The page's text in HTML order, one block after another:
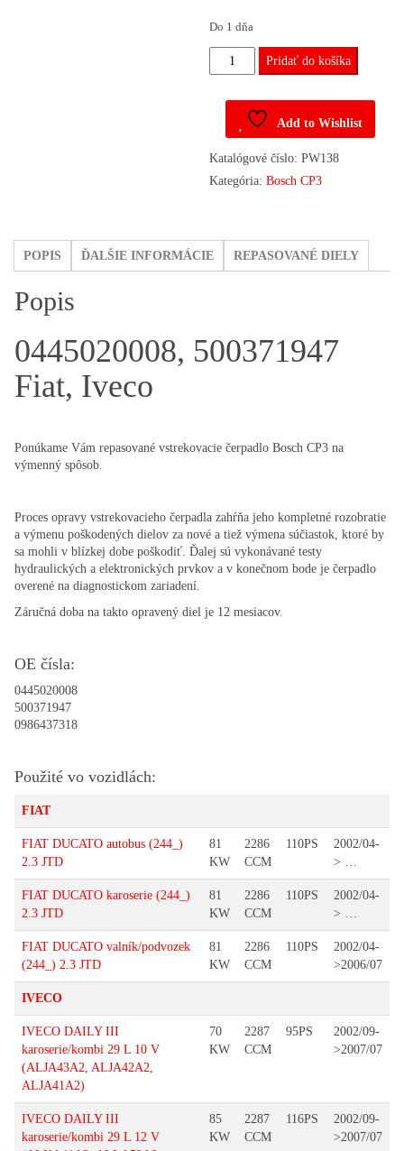
Do 1 dňa
množstvo
čerpadlo
0445020008,
Pridať do košíka
Add to Wishlist
Katalógové číslo:PW138
Kategória:Bosch CP3
POPIS ĎALŠIE INFORMÁCIE REPASOVANÉ DIELY
Popis
0445020008, 500371947
Fiat, Iveco
Ponúkame Vám repasované vstrekovacie čerpadlo Bosch CP3 na
výmenný spôsob.
Proces opravy vstrekovacieho čerpadla zahŕňa jeho kompletné rozobratie
a výmenu poškodených dielov za nové a tiež výmena súčiastok, ktoré by
sa mohli v blízkej dobe poškodiť. Ďalej sú vykonávané testy
hydraulických a elektronických prvkov a v konečnom bode je čerpadlo
overené na diagnostickom zariadení.
Záručná doba na takto opravený diel je 12 mesiacov.
OE čísla:
0445020008
500371947
0986437318
Použité vo vozidlách:
FIAT
FIAT DUCATO autobus (244_)
2.3 JTD
81
KW
2286
CCM
110PS
2002/04-
> …
FIAT DUCATO karoserie (244_)
2.3 JTD
81
KW
2286
CCM
110PS
2002/04-
> …
FIAT DUCATO valník/podvozek
(244_) 2.3 JTD
81
KW
2286
CCM
110PS
2002/04-
>2006/07
IVECO
IVECO DAILY III
karoserie/kombi 29 L 10 V
(ALJA43A2, ALJA42A2,
ALJA41A2)
70
KW
2287
CCM
95PS
2002/09-
>2007/07
IVECO DAILY III
karoserie/kombi 29 L 12 V
85
KW
2287
CCM
116PS
2002/09-
>2007/07